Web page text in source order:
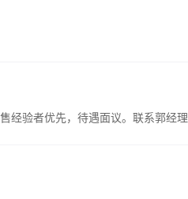
经验者优先，待遇面议。联系郭经理